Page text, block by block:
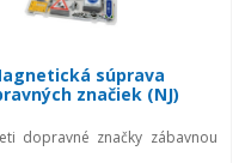
súprava
značiek (NJ)
dopravné značky zábavnou